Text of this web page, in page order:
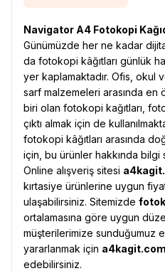
Navigator A4 Fotokopi
Günümüzde her ne kadar
da fotokopi kâğıtları günlük
yer kaplamaktadır. Ofis, okul
sarf malzemeleri arasında
biri olan fotokopi kağıtları,
çıktı almak için de
fotokopi kâğıtları arasında
için, bu ürünler hakkında
Online alışveriş sitesi
kırtasiye ürünlerine uygun
ulaşabilirsiniz. Sitemizde
ortalamasına göre uygun
müşterilerimize sunduğumuz
yararlanmak için a4kagit.com
edebilirsiniz.